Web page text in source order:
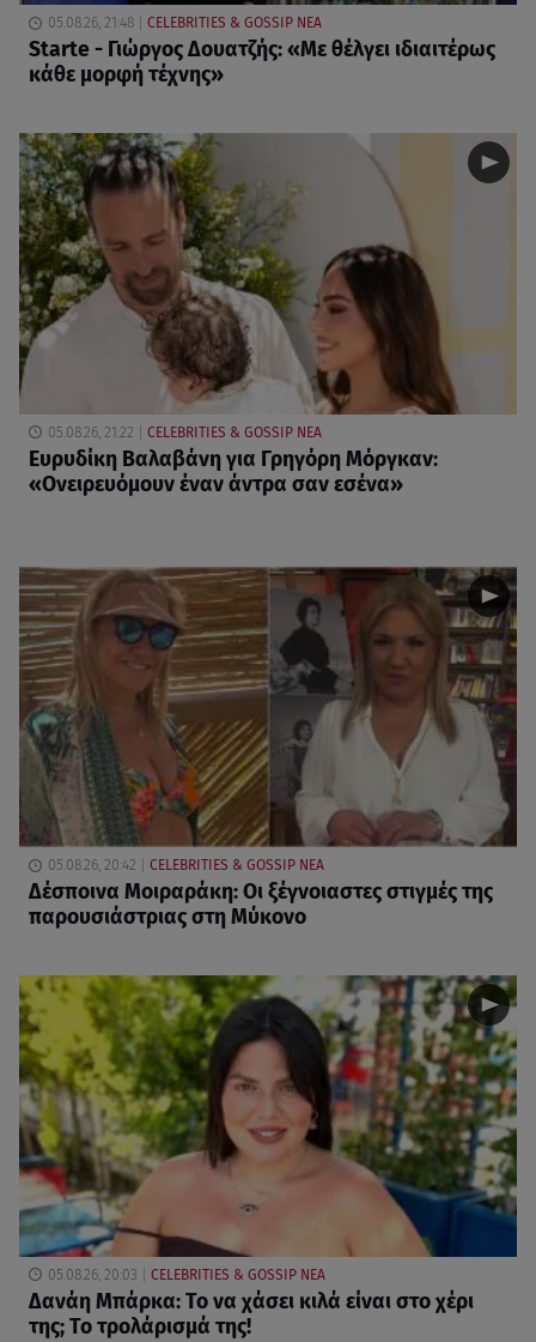
05.08.26, 21:48 CELEBRITIES & GOSSIP ΝΕΑ
Starte - Γιώργος Δουατζής: «Με θέλγει ιδιαιτέρως
κάθε μορφή τέχνης»
05.08.26, 21:22 CELEBRITIES & GOSSIP ΝΕΑ
Ευρυδίκη Βαλαβάνη για Γρηγόρη Μόργκαν:
«Oνειρευόμουν έναν άντρα σαν εσένα»
05.08.26, 20:42 CELEBRITIES & GOSSIP ΝΕΑ
Δέσποινα Μοιραράκη: Οι ξέγνοιαστες στιγμές της
παρουσιάστριας στη Μύκονο
05.08.26, 20:03 CELEBRITIES & GOSSIP ΝΕΑ
Δανάη Μπάρκα: Το να χάσει κιλά είναι στο χέρι
της; Το τρολάρισμά της!